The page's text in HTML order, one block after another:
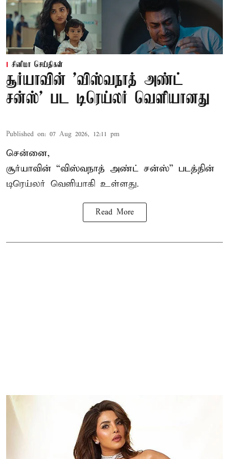
சினிமா செய்திகள்
சூர்யாவின் 'விஸ்வநாத் அண்ட்
சன்ஸ்' பட டிரெய்லர் வெளியானது
Published on: 07 Aug 2026, 12:11 pm
சென்னை,
சூர்யாவின் “விஸ்வநாத் அண்ட் சன்ஸ்” படத்தின்
டிரெய்லர் வெளியாகி உள்ளது.
Read More